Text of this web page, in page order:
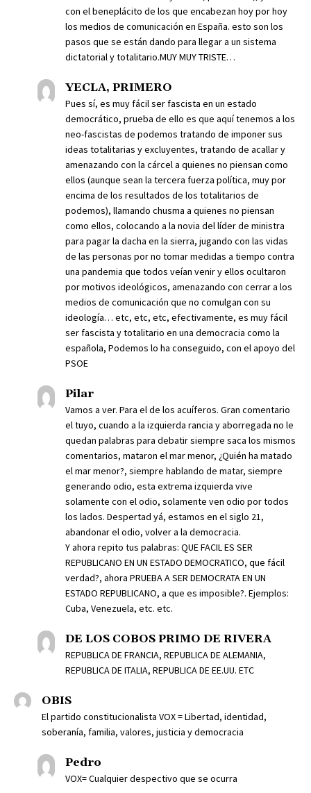
con el beneplácito de los que encabezan hoy por hoy
los medios de comunicación en España. esto son los
pasos que se están dando para llegar a un sistema
dictatorial y totalitario.MUY MUY TRISTE…
YECLA, PRIMERO
Pues sí, es muy fácil ser fascista en un estado
democrático, prueba de ello es que aquí tenemos a los
neo-fascistas de podemos tratando de imponer sus
ideas totalitarias y excluyentes, tratando de acallar y
amenazando con la cárcel a quienes no piensan como
ellos (aunque sean la tercera fuerza política, muy por
encima de los resultados de los totalitarios de
podemos), llamando chusma a quienes no piensan
como ellos, colocando a la novia del líder de ministra
para pagar la dacha en la sierra, jugando con las vidas
de las personas por no tomar medidas a tiempo contra
una pandemia que todos veían venir y ellos ocultaron
por motivos ideológicos, amenazando con cerrar a los
medios de comunicación que no comulgan con su
ideología… etc, etc, etc, efectivamente, es muy fácil
ser fascista y totalitario en una democracia como la
española, Podemos lo ha conseguido, con el apoyo del
PSOE
Pilar
Vamos a ver. Para el de los acuíferos. Gran comentario
el tuyo, cuando a la izquierda rancia y aborregada no le
quedan palabras para debatir siempre saca los mismos
comentarios, mataron el mar menor, ¿Quién ha matado
el mar menor?, siempre hablando de matar, siempre
generando odio, esta extrema izquierda vive
solamente con el odio, solamente ven odio por todos
los lados. Despertad yá, estamos en el siglo 21,
abandonar el odio, volver a la democracia.
Y ahora repito tus palabras: QUE FACIL ES SER
REPUBLICANO EN UN ESTADO DEMOCRATICO, que fácil
verdad?, ahora PRUEBA A SER DEMOCRATA EN UN
ESTADO REPUBLICANO, a que es imposible?. Ejemplos:
Cuba, Venezuela, etc. etc.
DE LOS COBOS PRIMO DE RIVERA
REPUBLICA DE FRANCIA, REPUBLICA DE ALEMANIA,
REPUBLICA DE ITALIA, REPUBLICA DE EE.UU. ETC
OBIS
El partido constitucionalista VOX = Libertad, identidad,
soberanía, familia, valores, justicia y democracia
Pedro
VOX= Cualquier despectivo que se ocurra